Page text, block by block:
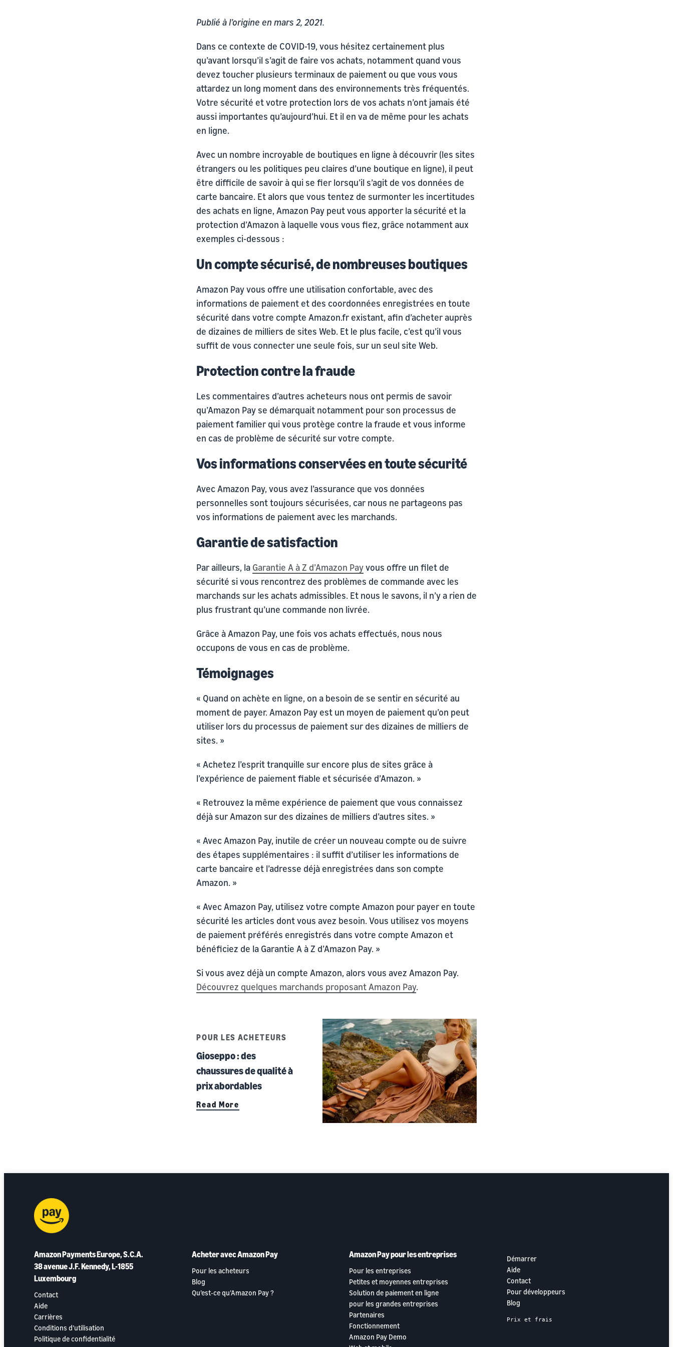
Publié à l’origine en mars 2, 2021.
Dans ce contexte de COVID-19, vous hésitez certainement plus
qu’avant lorsqu’il s’agit de faire vos achats, notamment quand vous
devez toucher plusieurs terminaux de paiement ou que vous vous
attardez un long moment dans des environnements très fréquentés.
Votre sécurité et votre protection lors de vos achats n’ont jamais été
aussi importantes qu’aujourd’hui. Et il en va de même pour les achats
en ligne.
Avec un nombre incroyable de boutiques en ligne à découvrir (les sites
étrangers ou les politiques peu claires d’une boutique en ligne), il peut
être difficile de savoir à qui se fier lorsqu’il s’agit de vos données de
carte bancaire. Et alors que vous tentez de surmonter les incertitudes
des achats en ligne, Amazon Pay peut vous apporter la sécurité et la
protection d’Amazon à laquelle vous vous fiez, grâce notamment aux
exemples ci-dessous :
Un compte sécurisé, de nombreuses boutiques
Amazon Pay vous offre une utilisation confortable, avec des
informations de paiement et des coordonnées enregistrées en toute
sécurité dans votre compte Amazon.fr existant, afin d’acheter auprès
de dizaines de milliers de sites Web. Et le plus facile, c’est qu’il vous
suffit de vous connecter une seule fois, sur un seul site Web.
Protection contre la fraude
Les commentaires d’autres acheteurs nous ont permis de savoir
qu’Amazon Pay se démarquait notamment pour son processus de
paiement familier qui vous protège contre la fraude et vous informe
en cas de problème de sécurité sur votre compte.
Vos informations conservées en toute sécurité
Avec Amazon Pay, vous avez l’assurance que vos données
personnelles sont toujours sécurisées, car nous ne partageons pas
vos informations de paiement avec les marchands.
Garantie de satisfaction
Par ailleurs, la Garantie A à Z d’Amazon Payvous offre un filet de
sécurité si vous rencontrez des problèmes de commande avec les
marchands sur les achats admissibles. Et nous le savons, il n’y a rien de
plus frustrant qu’une commande non livrée.
Grâce à Amazon Pay, une fois vos achats effectués, nous nous
occupons de vous en cas de problème.
Témoignages
« Quand on achète en ligne, on a besoin de se sentir en sécurité au
moment de payer. Amazon Pay est un moyen de paiement qu’on peut
utiliser lors du processus de paiement sur des dizaines de milliers de
sites. »
« Achetez l’esprit tranquille sur encore plus de sites grâce à
l’expérience de paiement fiable et sécurisée d’Amazon. »
« Retrouvez la même expérience de paiement que vous connaissez
déjà sur Amazon sur des dizaines de milliers d’autres sites. »
« Avec Amazon Pay, inutile de créer un nouveau compte ou de suivre
des étapes supplémentaires : il suffit d’utiliser les informations de
carte bancaire et l’adresse déjà enregistrées dans son compte
Amazon. »
« Avec Amazon Pay, utilisez votre compte Amazon pour payer en toute
sécurité les articles dont vous avez besoin. Vous utilisez vos moyens
de paiement préférés enregistrés dans votre compte Amazon et
bénéficiez de la Garantie A à Z d’Amazon Pay. »
Si vous avez déjà un compte Amazon, alors vous avez Amazon Pay.
Découvrez quelques marchands proposant Amazon Pay.
POUR LES ACHETEURS
Gioseppo : des
chaussures de qualité à
prix abordables
Read More
Amazon Payments Europe, S.C.A.
38 avenue J.F. Kennedy, L-1855
Luxembourg
Contact
Aide
Carrières
Conditions d’utilisation
Politique de confidentialité
Acheter avec Amazon Pay
Pour les acheteurs
Blog
Qu’est-ce qu’Amazon Pay ?
Amazon Pay pour les entreprises
Pour les entreprises
Petites et moyennes entreprises
Solution de paiement en ligne
pour les grandes entreprises
Partenaires
Fonctionnement
Amazon Pay Demo
Démarrer
Aide
Contact
Pour développeurs
Blog
Prix et frais